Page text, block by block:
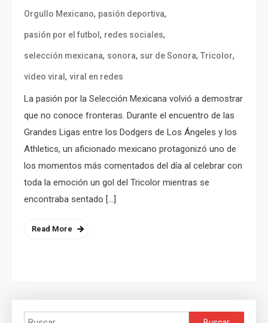
Orgullo Mexicano, pasión deportiva,
pasión por el futbol , redes sociales,
selección mexicana, sonora, sur de Sonora, Tricolor,
video viral , viral en redes
La pasión por la Selección Mexicana volvió a demostrar
que no conoce fronteras. Durante el encuentro de las
Grandes Ligas entre los Dodgers de Los Ángeles y los
Athletics, un aficionado mexicano protagonizó uno de
los momentos más comentados del día al celebrar con
toda la emoción un gol del Tricolor mientras se
encontraba sentado […]
Read More
Buscar: